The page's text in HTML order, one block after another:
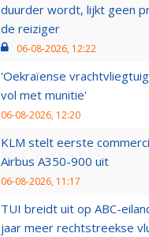
duurder wordt, lijkt geen
de reiziger
06-08-2026, 12:22
'Oekraïense
vol met munitie'
06-08-2026, 12:20
KLM stelt eerste
Airbus A350-900 uit
06-08-2026, 11:17
TUI breidt uit op ABC-
jaar meer rechtstreekse